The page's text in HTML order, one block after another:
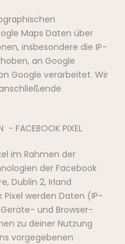
Maps Daten über
insbesondere die IP-
an Google
Google verarbeitet. Wir
- FACEBOOK PIXEL
im Rahmen der
der Facebook
Dublin 2, Irland
Pixel werden Daten (IP-
und Browser-
zu deiner Nutzung
vorgegebenen